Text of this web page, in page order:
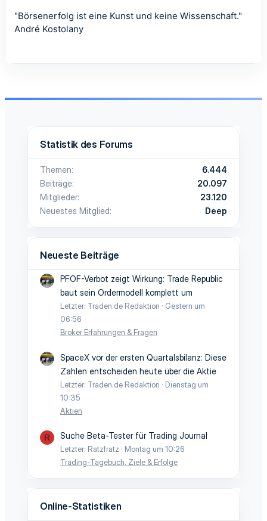
o
n
e
"Börsenerfolg ist eine Kunst und keine Wissenschaft."
André Kostolany
Statistik des Forums
Themen
6.444
Beiträge
20.097
Mitglieder
23.120
Neuestes Mitglied
Deep
Neueste Beiträge
PFOF-Verbot zeigt Wirkung: Trade Republic
baut sein Ordermodell komplett um
Letzter: Traden.de Redaktion
Gestern um
06:56
Broker Erfahrungen & Fragen
SpaceX vor der ersten Quartalsbilanz: Diese
Zahlen entscheiden heute über die Aktie
Letzter: Traden.de Redaktion
Dienstag um
10:35
Aktien
R Suche Beta-Tester für Trading Journal
Letzter: Ratzfratz
Montag um 10:26
Trading-Tagebuch, Ziele & Erfolge
Online-Statistiken